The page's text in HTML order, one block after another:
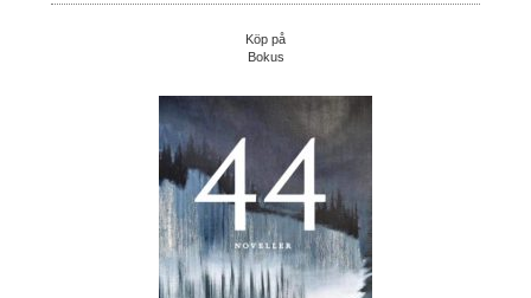
Köp på
Bokus